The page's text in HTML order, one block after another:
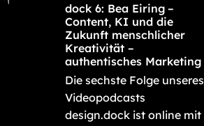
dock 6: Bea Eiring –
Content, KI und die
Zukunft menschlicher
Kreativität –
authentisches Marketing
Die sechste Folge unseres
Videopodcasts
design.dock ist online mit